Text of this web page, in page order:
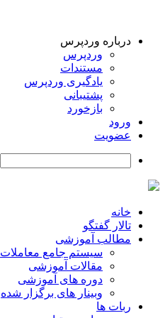
درباره وردپرس
وردپرس
مستندات
یادگیری وردپرس
پشتیبانی
بازخورد
ورود
عضویت
خانه
تالار گفتگو
مطالب آموزشی
سیستم جامع معاملات
مقالات آموزشی
دوره های آموزشی
وبینار های برگزار شده
ربات ها